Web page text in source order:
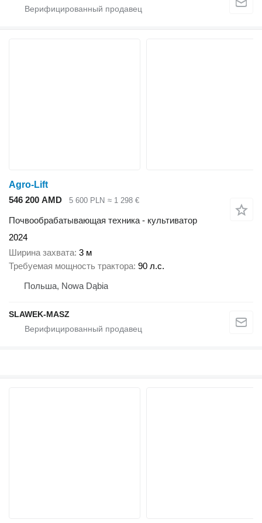
Agro-Lift
546 200 AMD
5 600 PLN ≈ 1 298 €
Почвообрабатывающая техника - культиватор
2024
Ширина захвата 3 м
Требуемая мощность трактора 90 л.с.
Польша, Nowa Dąbia
SLAWEK-MASZ